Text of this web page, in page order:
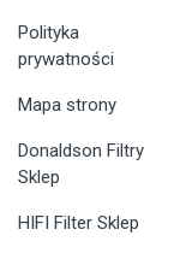
Polityka
prywatności
Mapa strony
Donaldson Filtry
Sklep
HIFI Filter Sklep